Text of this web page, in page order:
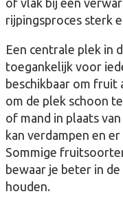
of vlak bij een
rijpingsproces sterk
Een centrale plek in
toegankelijk voor
beschikbaar om fruit
om de plek schoon
of mand in plaats
kan verdampen en
Sommige
bewaar je beter in
houden.